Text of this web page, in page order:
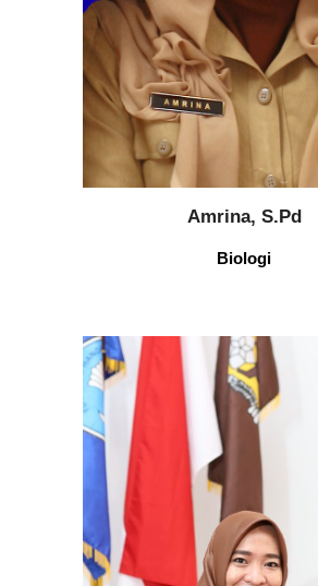
Amrina, S.Pd
Biologi